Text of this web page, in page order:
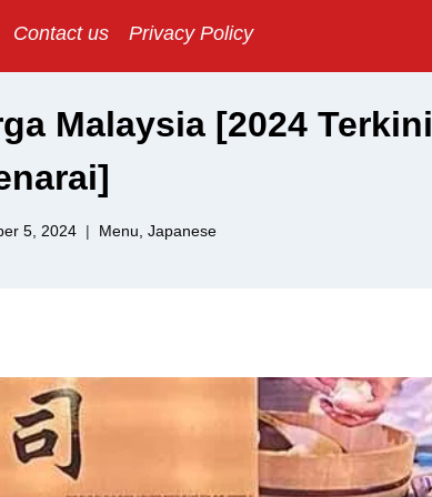
Contact us Privacy Policy
Malaysia [2024 Terkini
5, 2024 Menu Japanese